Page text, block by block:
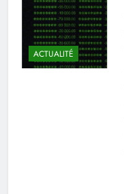
ACTUALITÉ